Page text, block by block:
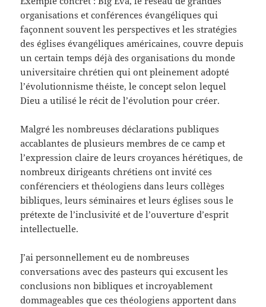
organisations et conférences évangéliques qui
façonnent souvent les perspectives et les stratégies
des églises évangéliques américaines, couvre depuis
un certain temps déjà des organisations du monde
universitaire chrétien qui ont pleinement adopté
l’évolutionnisme théiste, le concept selon lequel
Dieu a utilisé le récit de l’évolution pour créer.
Malgré les nombreuses déclarations publiques
accablantes de plusieurs membres de ce camp et
l’expression claire de leurs croyances hérétiques, de
nombreux dirigeants chrétiens ont invité ces
conférenciers et théologiens dans leurs collèges
bibliques, leurs séminaires et leurs églises sous le
prétexte de l’inclusivité et de l’ouverture d’esprit
intellectuelle.
J’ai personnellement eu de nombreuses
conversations avec des pasteurs qui excusent les
conclusions non bibliques et incroyablement
dommageables que ces théologiens apportent dans